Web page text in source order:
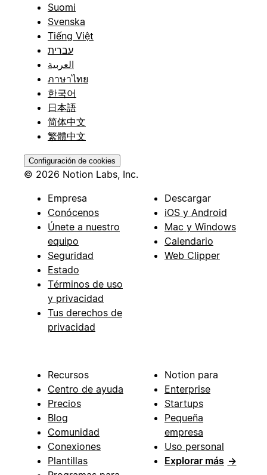
Suomi
Svenska
Tiếng Việt
עברית
العربية
ภาษาไทย
한국어
日本語
简体中文
繁體中文
Configuración de cookies
© 2026 Notion Labs, Inc.
Empresa
Conócenos
Únete a nuestro
equipo
Seguridad
Estado
Términos de uso
y privacidad
Tus derechos de
privacidad
Descargar
iOS y Android
Mac y Windows
Calendario
Web Clipper
Recursos
Centro de ayuda
Precios
Blog
Comunidad
Conexiones
Plantillas
Notion para
Enterprise
Startups
Pequeña
empresa
Uso personal
Explorar más →